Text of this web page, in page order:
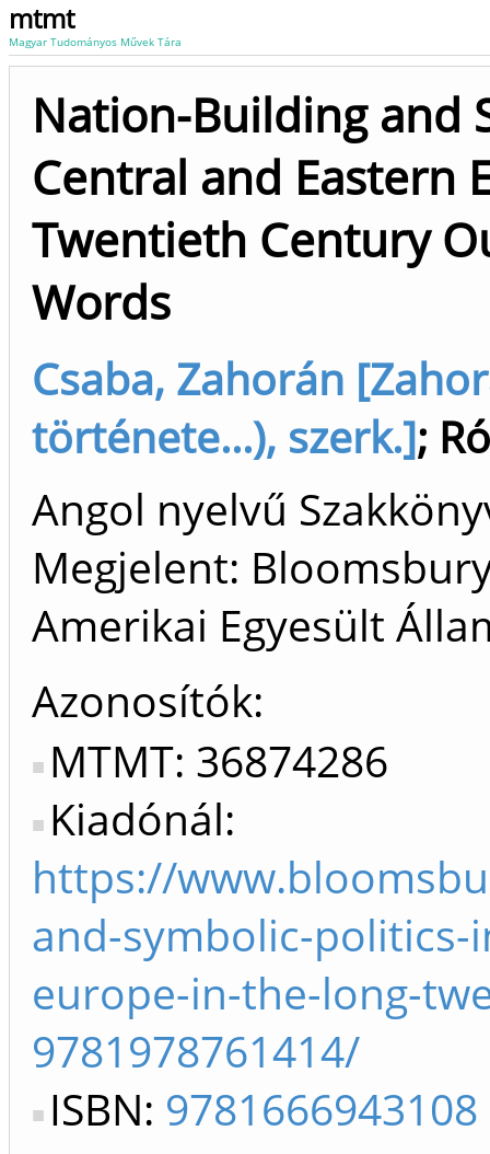
mtmt
Magyar Tudományos Művek Tára
Nation-Building and
Central and Eastern
Twentieth Century
Words
Csaba, Zahorán
története...), szerk.];
Angol nyelvű
Megjelent:
Amerikai Egyesült
Azonosítók
MTMT: 36874286
Kiadónál:
https://
and-symbolic-
europe-in-the-long-
9781978761414/
ISBN: 9781666943108